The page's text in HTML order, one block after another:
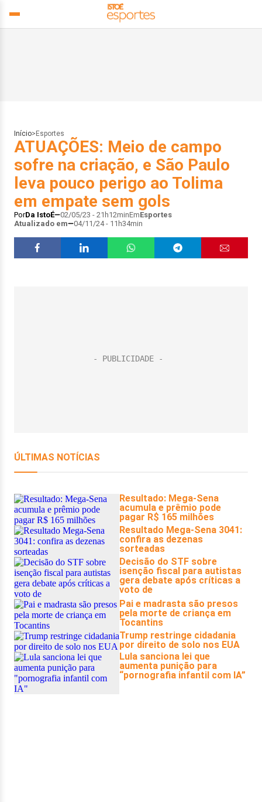
Início> Esportes
ATUAÇÕES: Meio de campo
sofre na criação, e São Paulo
leva pouco perigo ao Tolima
em empate sem gols
PorDa IstoÉ 02/05/23 - 21h12minEmEsportes
Atualizado em
04/11/24 - 11h34min